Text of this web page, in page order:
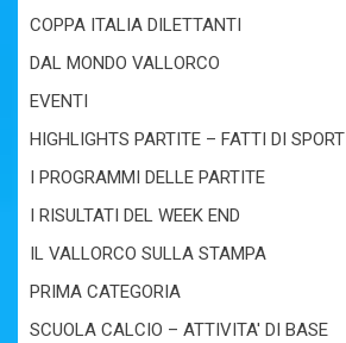
COPPA ITALIA DILETTANTI
DAL MONDO VALLORCO
EVENTI
HIGHLIGHTS PARTITE – FATTI DI SPORT
I PROGRAMMI DELLE PARTITE
I RISULTATI DEL WEEK END
IL VALLORCO SULLA STAMPA
PRIMA CATEGORIA
SCUOLA CALCIO – ATTIVITA' DI BASE